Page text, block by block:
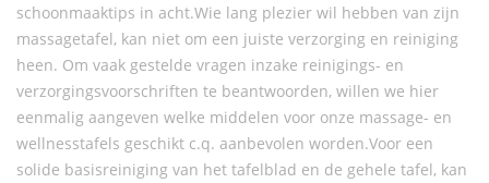
schoonmaaktips in acht.Wie lang plezier wil hebben van zijn
massagetafel, kan niet om een juiste verzorging en reiniging
heen. Om vaak gestelde vragen inzake reinigings- en
verzorgingsvoorschriften te beantwoorden, willen we hier
eenmalig aangeven welke middelen voor onze massage- en
wellnesstafels geschikt c.q. aanbevolen worden.Voor een
solide basisreiniging van het tafelblad en de gehele tafel, kan